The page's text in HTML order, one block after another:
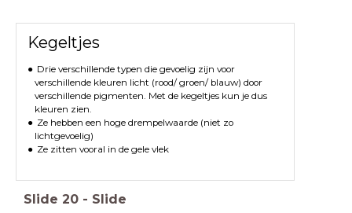
Kegeltjes
Drie verschillende typen die gevoelig zijn voor
verschillende kleuren licht (rood/ groen/ blauw) door
verschillende pigmenten. Met de kegeltjes kun je dus
kleuren zien.
Ze hebben een hoge drempelwaarde (niet zo
lichtgevoelig)
Ze zitten vooral in de gele vlek
Slide 20 - Slide